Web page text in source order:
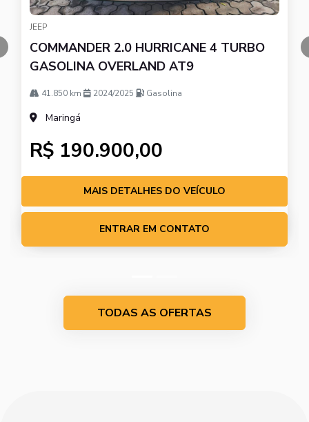
JEEP
COMMANDER 2.0 HURRICANE 4 TURBO
GASOLINA OVERLAND AT9
41.850 km 2024/2025 Gasolina
Maringá
R$ 190.900,00
MAIS DETALHES DO VEÍCULO
ENTRAR EM CONTATO
TODAS AS OFERTAS